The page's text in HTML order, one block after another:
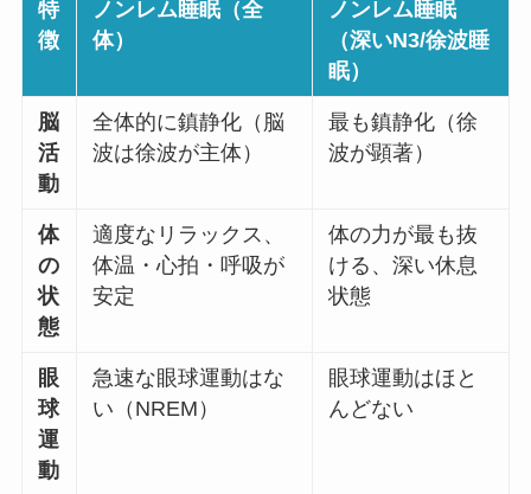
特
徴
ノンレム睡眠（全
体）
ノンレム睡眠
（深いN3/徐波睡
眠）
脳
活
動
全体的に鎮静化（脳
波は徐波が主体）
最も鎮静化（徐
波が顕著）
体
の
状
態
適度なリラックス、
体温・心拍・呼吸が
安定
体の力が最も抜
ける、深い休息
状態
眼
球
運
動
急速な眼球運動はな
い（NREM）
眼球運動はほと
んどない